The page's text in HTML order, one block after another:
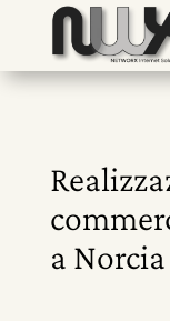
a Norcia